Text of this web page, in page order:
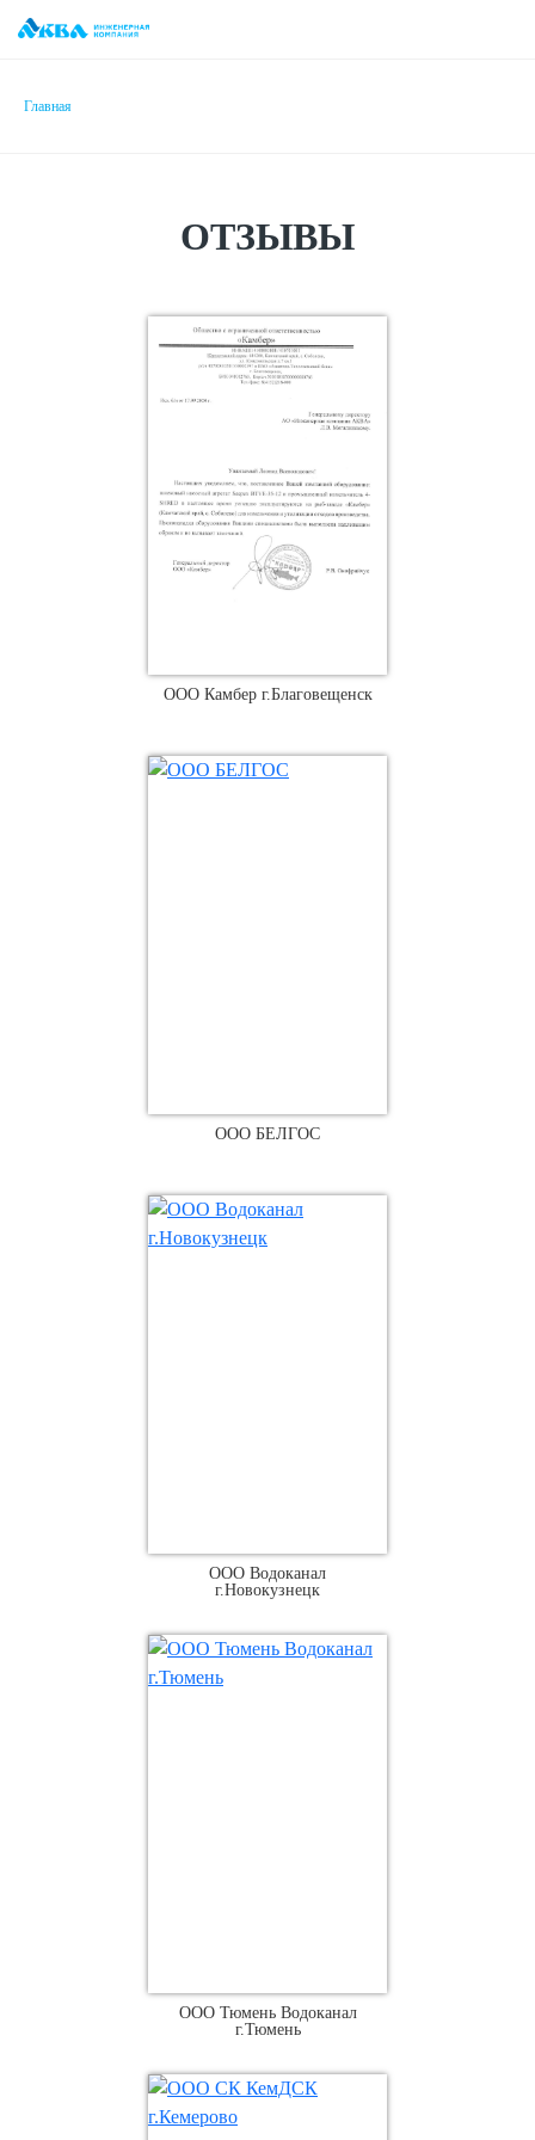
Главная
ОТЗЫВЫ
ООО Камбер г.Благовещенск
ООО БЕЛГОС
ООО Водоканал
г.Новокузнецк
ООО Тюмень Водоканал
г.Тюмень